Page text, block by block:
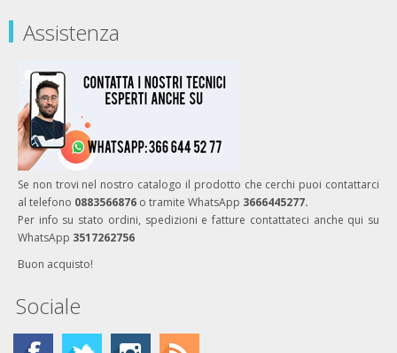
Assistenza
Se non trovi nel nostro catalogo il prodotto che cerchi puoi contattarci
al telefono 0883566876 o tramite WhatsApp 3666445277.
Per info su stato ordini, spedizioni e fatture contattateci anche qui su
WhatsApp 3517262756
Buon acquisto!
Sociale